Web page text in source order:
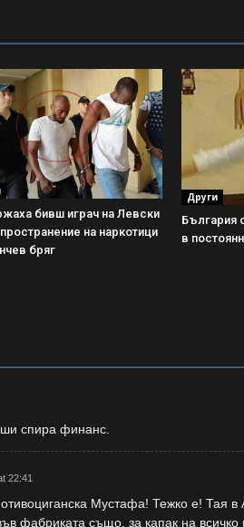
бивш играч на Левски
на наркотици
бряг
Други
България
в
спира финанс.
22:41
Мустафа! Тежко е! Тая в
фабриката също, за капак на всичко